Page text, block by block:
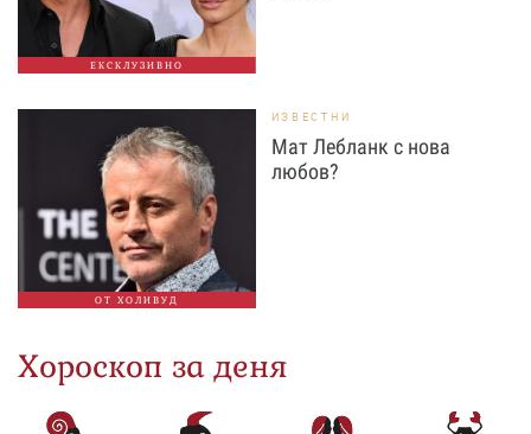
ЕКСКЛУЗИВНО
ОТ ХОЛИВУД
ИЗВЕСТНИ
Мат Лебланк с нова
любов?
Хороскоп за деня